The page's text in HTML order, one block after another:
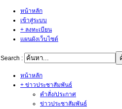
หน้าหลัก
เข้าสู่ระบบ
+ ลงทะเบียน
แผนผังเว็บไซต์
Search :
หน้าหลัก
+ ข่าวประชาสัมพันธ์
คำสั่ง/ประกาศ
ข่าวประชาสัมพันธ์